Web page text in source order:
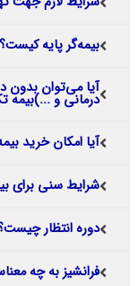
بیمه‌گر پایه کیست؟
آیا می‌توان بدون
درمانی و ...)بیمه
آیا امکان خرید
شرایط سنی برای
دوره انتظار
فرانشیز به چه